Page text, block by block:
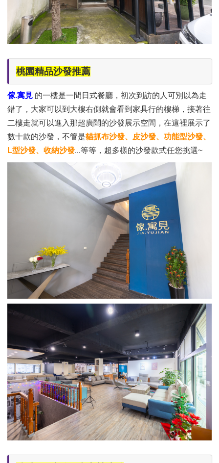
桃園精品沙發推薦
傢.寓見 的一樓是一間日式餐廳，初次到訪的人可別以為走
錯了，大家可以到大樓右側就會看到家具行的樓梯，接著往
二樓走就可以進入那超廣闊的沙發展示空間，在這裡展示了
數十款的沙發，不管是貓抓布沙發、皮沙發、功能型沙發、
L型沙發、收納沙發...等等，超多樣的沙發款式任您挑選~